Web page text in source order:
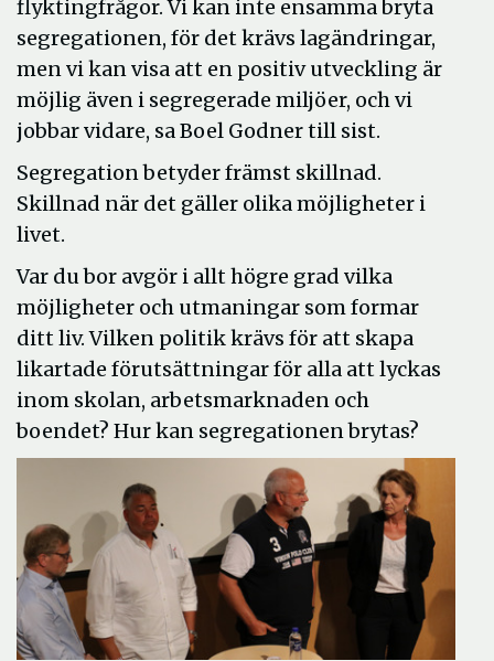
flyktingfrågor. Vi kan inte ensamma bryta
segregationen, för det krävs lagändringar,
men vi kan visa att en positiv utveckling är
möjlig även i segregerade miljöer, och vi
jobbar vidare, sa Boel Godner till sist.
Segregation betyder främst skillnad.
Skillnad när det gäller olika möjligheter i
livet.
Var du bor avgör i allt högre grad vilka
möjligheter och utmaningar som formar
ditt liv. Vilken politik krävs för att skapa
likartade förutsättningar för alla att lyckas
inom skolan, arbetsmarknaden och
boendet? Hur kan segregationen brytas?